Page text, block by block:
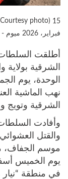
photo) 15
فبراير، 2026
ميوم -
أطلقت
الشرقية بولاية
الوحدة، يوم
نهب الماشية
الشرقية وتويج
وأفادت
والقتل
موسم الجفاف،
يوم الخميس
في منطقة